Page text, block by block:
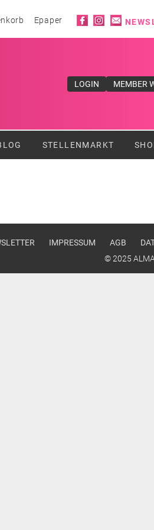
Epaper Social icons
LOGIN MEMBER
STELLENMARKT
IMPRESSUM AGB
© 2025